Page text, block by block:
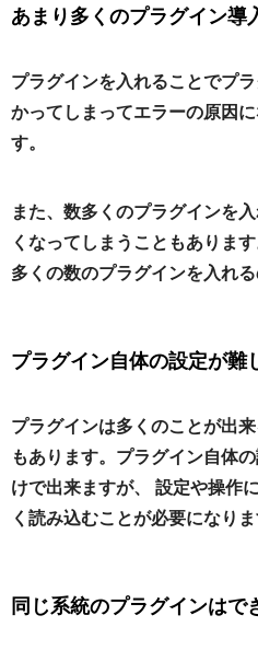
あまり多くのプラグイン導
プラグインを入れることでプ
かってしまってエラーの原因
す。
また、数多くのプラグインを
くなってしまうこともありま
多くの数のプラグインを入れ
プラグイン自体の設定が難
プラグインは多くのことが出
もあります。プラグイン自体
けで出来ますが、 設定や操作
く読み込むことが必要になりま
同じ系統のプラグインはで